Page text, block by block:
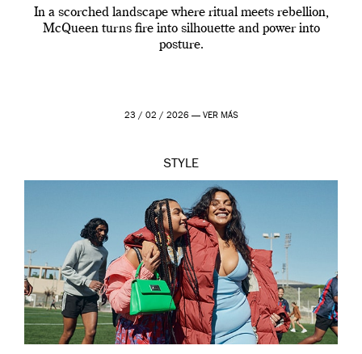
In a scorched landscape where ritual meets rebellion,
McQueen turns fire into silhouette and power into
posture.
23 / 02 / 2026 — VER MÁS
STYLE